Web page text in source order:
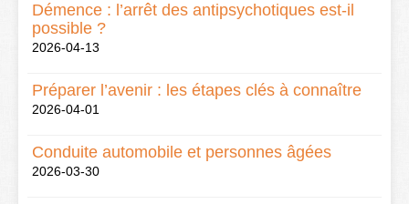
Démence : l’arrêt des antipsychotiques est-il
possible ?
2026-04-13
Préparer l’avenir : les étapes clés à connaître
2026-04-01
Conduite automobile et personnes âgées
2026-03-30